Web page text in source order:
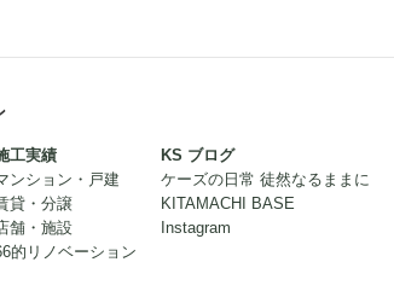
工実績
ンション・戸建
貸・分譲
舗・施設
的リノベーション
KS ブログ
ケーズの日常 徒然なるままに
KITAMACHI BASE
Instagram